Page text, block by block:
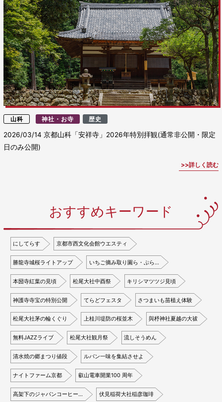
山科 神社・お寺 歴史
2026/03/14京都山科「安祥寺」2026年特別拝観(通常非公開・限定
日のみ公開)
詳しく読む
おすすめキーワード
にしてらす 京都市西文化会館ウエスティ
勝龍寺城桜ライトアップ いちご摘み取り園ら・ぷら…
本圀寺紅葉の見頃 松尾大社中酉祭 キリシマツツジ見頃
神護寺寺宝の特別公開 てらどフェスタ さつまいも苗植え体験
松尾大社茅の輪くぐり 上桂川堤防の桜並木 與杼神社夏越の大祓
無料JAZZライブ 松尾大社観月祭 流しそうめん
清水焼の郷まつり値段 ルパン一味を集結させよ
ナイトファーム京都 叡山電車開業100 周年
高架下のジャパンコーヒー… 伏見稲荷大社稲彦珈琲